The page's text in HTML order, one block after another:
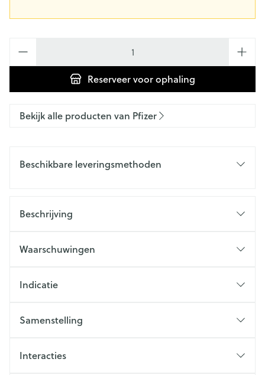
Reserveervoor ophaling
Bekijk alle producten van Pfizer
Beschikbare leveringsmethoden
Beschrijving
Waarschuwingen
Indicatie
Samenstelling
Interacties